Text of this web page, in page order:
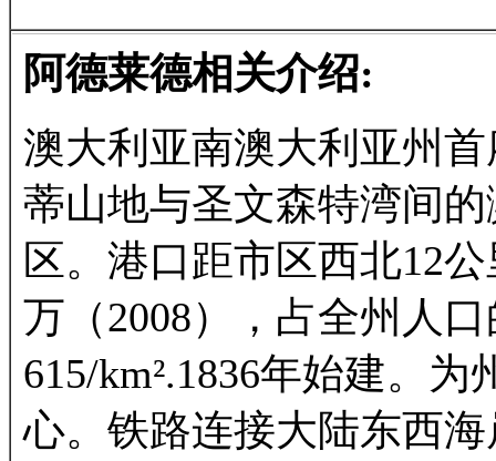
阿德莱德相关介绍:
澳大利亚南澳大利亚州
蒂山地与圣文森特湾间
区。港口距市区西北12
万（2008），占全州人
615/km².1836年始建。
心。铁路连接大陆东西